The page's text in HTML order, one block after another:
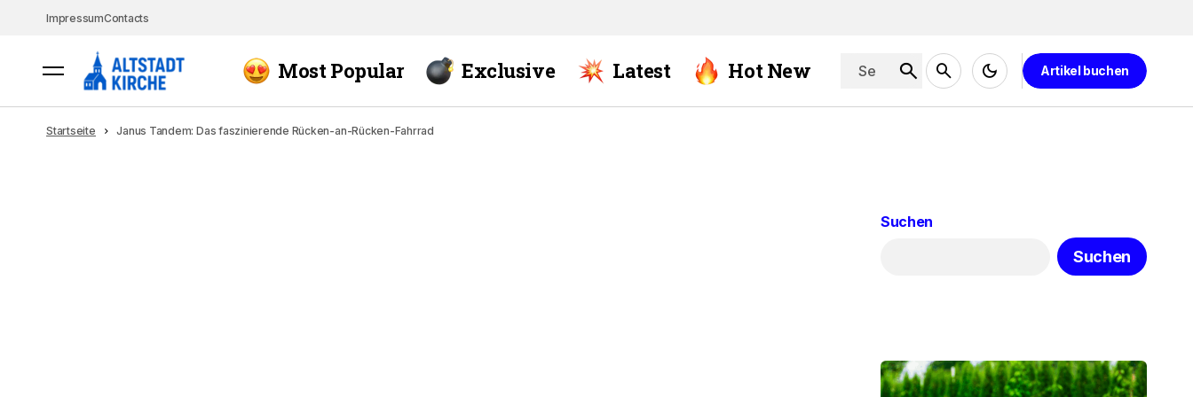
ImpressumContacts
Most Popular Exclusive Latest Hot New Artikel buchen
Startseite Janus Tandem: Das faszinierende Rücken-an-Rücken-Fahrrad
Suchen
Suchen